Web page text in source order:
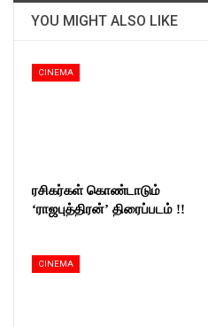
YOU MIGHT ALSO LIKE
CINEMA
ரசிகர்கள் கொண்டாடும்
‘ராஜபுத்திரன்’ திரைப்படம் !!
CINEMA